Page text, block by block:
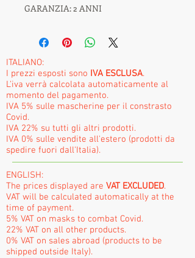
GARANZIA: 2 ANNI
ITALIANO:
I prezzi esposti sono IVA ESCLUSA.
L'iva verrà calcolata automaticamente al
momento del pagamento.
IVA 5% sulle mascherine per il constrasto
Covid.
IVA 22% su tutti gli altri prodotti.
IVA 0% sulle vendite all'estero (prodotti da
spedire fuori dall'Italia).
ENGLISH:
The prices displayed are VAT EXCLUDED.
VAT will be calculated automatically at the
time of payment.
5% VAT on masks to combat Covid.
22% VAT on all other products.
0% VAT on sales abroad (products to be
shipped outside Italy).